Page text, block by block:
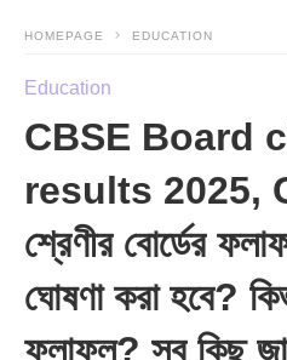
HOMEPAGE EDUCATION
Education
CBSE Board
results 2025,
শ্রেণীর বোর্ডের
ঘোষণা করা হবে?
ফলাফল? সব কিছু